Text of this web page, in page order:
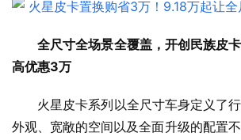
全尺寸全场景全覆盖， 开创民族皮
高优惠3万
火星皮卡系列以全尺寸车身定义了
外观、宽敞的空间以及全面升级的配置